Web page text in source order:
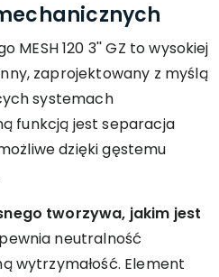
MESH 120 3'' GZ to wysokiej
zaprojektowany z myślą
systemach
funkcją jest separacja
dzięki gęstemu
tworzywa, jakim jest
neutralność
wytrzymałość. Element